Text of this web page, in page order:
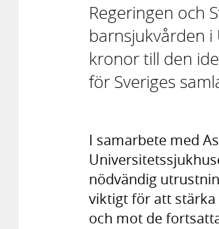
Regeringen och
barnsjukvården
kronor till den
för Sveriges
I samarbete med
nödvändig
viktigt för att
och mot de